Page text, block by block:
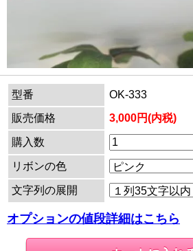
型番
OK-333
販売価格
3,000円(内税)
購入数
リボンの色
文字列の展開
オプションの値段詳細はこちら